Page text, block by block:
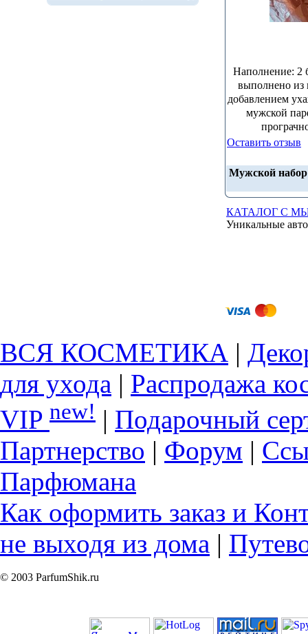
Наполнение: 2
выполнено из
добавлением
мужской
Оставить отзыв
Мужской
КАТАЛОГ С
Уникальные
ВСЯ КОСМЕТИКА |
для ухода | Распродажа
VIP new! | Подарочный
Партнерство | Форум |
Парфюмана
Как оформить заказ и
не выходя из дома |
© 2003 ParfumShik.ru